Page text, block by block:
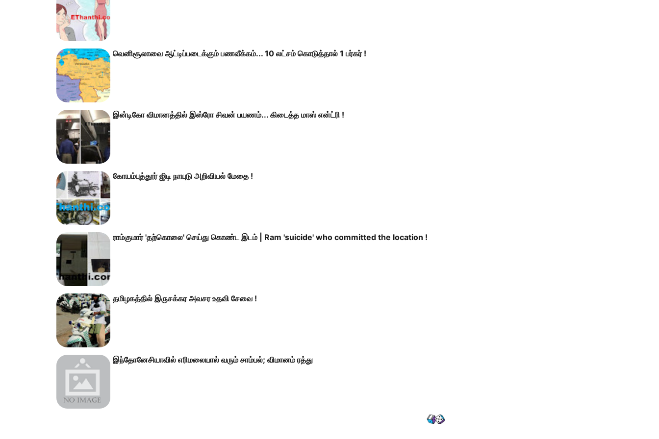
வெனிசூலாவை ஆட்டிப்படைக்கும் பணவீக்கம்... 10 லட்சம் கொடுத்தால் 1 பர்கர் !
இன்டிகோ விமானத்தில் இஸ்ரோ சிவன் பயணம்... கிடைத்த மாஸ் என்ட்ரி !
கோயம்புத்தூர் ஜிடி நாயுடு அறிவியல் மேதை !
ராம்குமார் 'தற்கொலை' செய்து கொண்ட இடம் | Ram 'suicide' who committed the location !
தமிழகத்தில் இருசக்கர அவசர உதவி சேவை !
இந்தோனேசியாவில் எரிமலையால் வரும் சாம்பல்; விமானம் ரத்து